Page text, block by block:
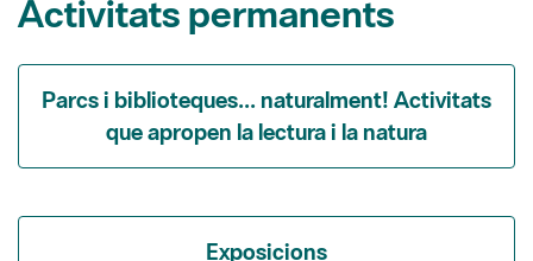
Parcs i biblioteques... naturalment! Activitats
que apropen la lectura i la natura